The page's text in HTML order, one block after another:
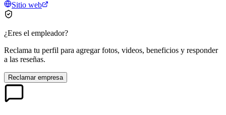
Sitio web
¿Eres el empleador?
Reclama tu perfil para agregar fotos, videos, beneficios y responder
a las reseñas.
Reclamar empresa